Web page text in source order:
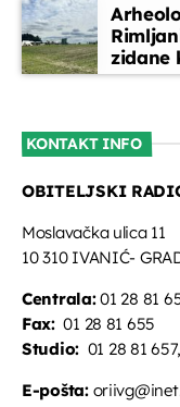
zidane
KONTAKT INFO
OBITELJSKI
Moslavačka ulica 11
10 310 IVANIĆ-
Centrala:01 28 81
Fax:01 28 81 655
Studio: 01 28 81
E-pošta: